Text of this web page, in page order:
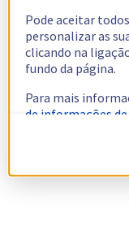
Pode aceitar
personalizar as
clicando na
fundo da página.
Para mais
de informações